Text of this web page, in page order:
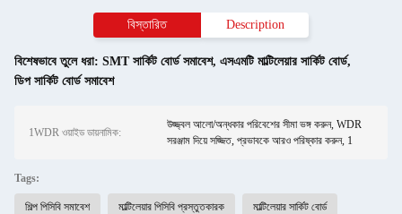
বিস্তারিত Description
বিশেষভাবে তুলে ধরা: SMT সার্কিট বোর্ড সমাবেশ, এসএমটি মাল্টিলেয়ার সার্কিট বোর্ড,
ডিপ সার্কিট বোর্ড সমাবেশ
1WDR ওয়াইড ডায়নামিক:
উজ্জ্বল আলো/অন্ধকার পরিবেশের সীমা ভঙ্গ করুন, WDR
সরঞ্জাম দিয়ে সজ্জিত, প্রভাবকে আরও পরিষ্কার করুন, 1
Tags:
শিল্প পিসিবি সমাবেশ মাল্টিলেয়ার পিসিবি প্রস্তুতকারক মাল্টিলেয়ার সার্কিট বোর্ড